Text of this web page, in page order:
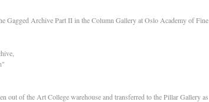
Gagged Archive Part II in the Column Gallery at Oslo Academy of Fine
out of the Art College warehouse and transferred to the Pillar Gallery as